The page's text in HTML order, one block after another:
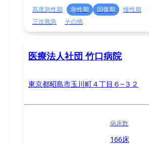
高度急性期 急性期 回復期 慢性期
三次救急
その他
医療法人社団 竹口病院
東京都昭島市玉川町４丁目６−３２
病床数
166床